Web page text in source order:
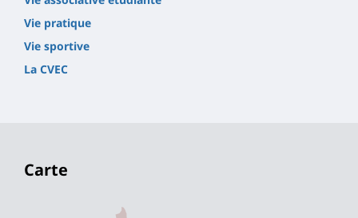
Vie pratique
Vie sportive
La CVEC
Carte